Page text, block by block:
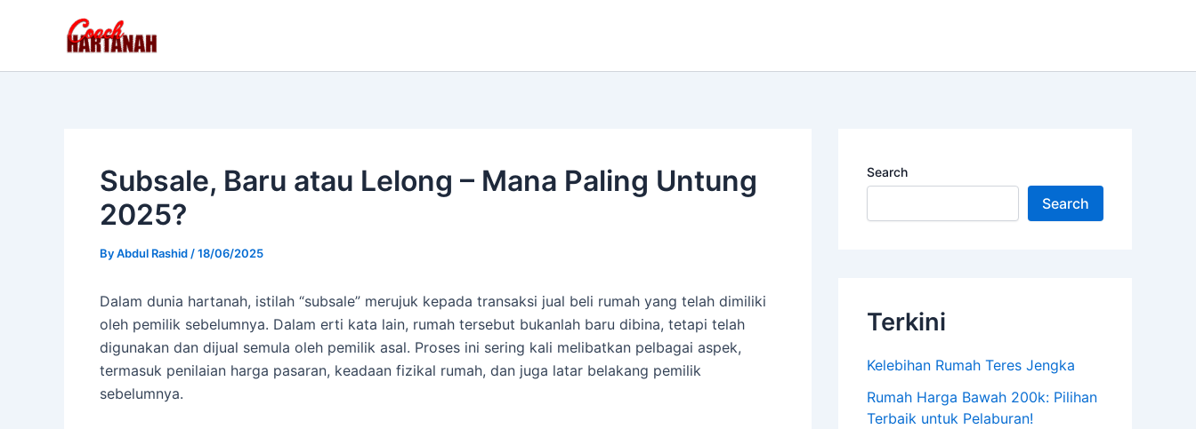
Subsale, Baru atau Lelong – Mana Paling Untung
2025?
ByAbdul Rashid /18/06/2025
Dalam dunia hartanah, istilah “subsale” merujuk kepada transaksi jual beli rumah yang telah dimiliki
oleh pemilik sebelumnya. Dalam erti kata lain, rumah tersebut bukanlah baru dibina, tetapi telah
digunakan dan dijual semula oleh pemilik asal. Proses ini sering kali melibatkan pelbagai aspek,
termasuk penilaian harga pasaran, keadaan fizikal rumah, dan juga latar belakang pemilik
sebelumnya.
Search
Search
Terkini
Kelebihan Rumah Teres Jengka
Rumah Harga Bawah 200k: Pilihan
Terbaik untuk Pelaburan!